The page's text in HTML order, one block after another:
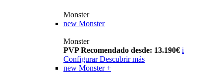
Monster
new Monster
Monster
PVP Recomendado desde: 13.190€ i
Configurar Descubrir más
new Monster +